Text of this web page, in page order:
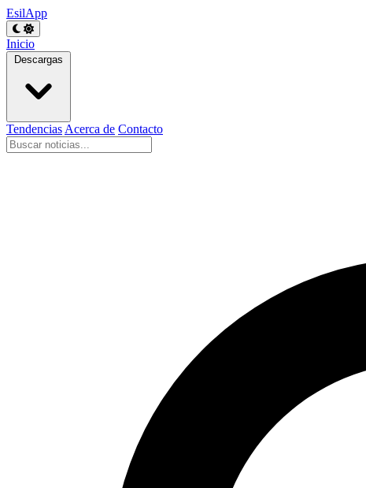
EsilApp
Inicio
Descargas
Tendencias Acerca de Contacto